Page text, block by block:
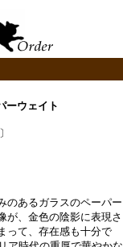
ーウェイト
のあるガラスのペーパー
が、金色の陰影に表現さ
って、存在感も十分で